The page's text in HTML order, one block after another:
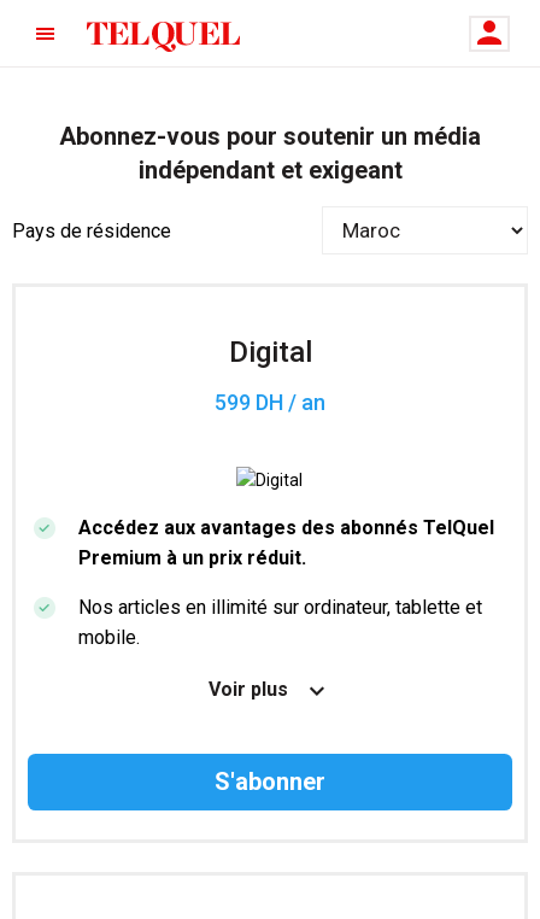
Abonnez-vous pour soutenir un média
indépendant et exigeant
Pays de résidence
Digital
599 DH / an
Accédez aux avantages des abonnés TelQuel
Premium à un prix réduit.
Nos articles en illimité sur ordinateur, tablette et
mobile.
Le magazine TelQuel en numérique avant la sortie
Des informations confidentielles résérvées aux
Voir plus